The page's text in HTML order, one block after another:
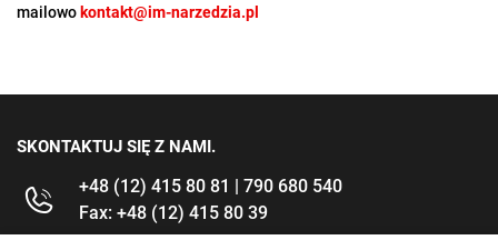
mailowo kontakt@im-narzedzia.pl
SKONTAKTUJ SIĘ Z NAMI.
+48 (12) 415 80 81 | 790 680 540
Fax: +48 (12) 415 80 39